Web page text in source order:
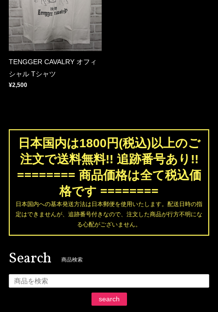
TENGGER CAVALRY オフィ
シャル Tシャツ
¥2,500
日本国内は1800円(税込)以上のご
注文で送料無料!! 追跡番号あり!!
======== 商品価格は全て税込価
格です ========
日本国内への基本発送方法は日本郵便を使用いたします。配送日時の指
定はできませんが、追跡番号付きなので、注文した商品が行方不明にな
る心配がございません。
Search 商品検索
search